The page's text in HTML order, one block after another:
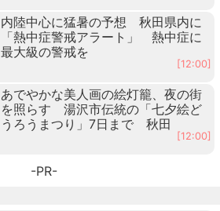
内陸中心に猛暑の予想 秋田県内に
「熱中症警戒アラート」 熱中症に
最大級の警戒を
[12:00]
あでやかな美人画の絵灯籠、夜の街
を照らす 湯沢市伝統の「七夕絵ど
うろうまつり」7日まで 秋田
[12:00]
-PR-